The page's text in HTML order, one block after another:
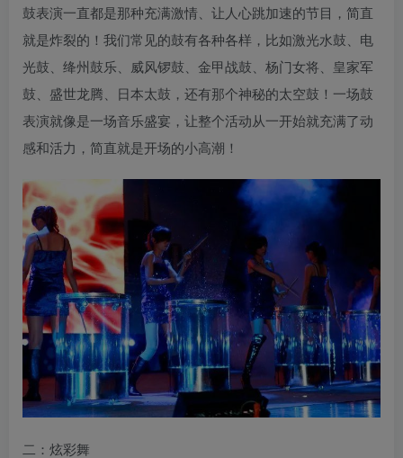
鼓表演一直都是那种充满激情、让人心跳加速的节目，简直
就是炸裂的！我们常见的鼓有各种各样，比如激光水鼓、电
光鼓、绛州鼓乐、威风锣鼓、金甲战鼓、杨门女将、皇家军
鼓、盛世龙腾、日本太鼓，还有那个神秘的太空鼓！一场鼓
表演就像是一场音乐盛宴，让整个活动从一开始就充满了动
感和活力，简直就是开场的小高潮！
二：炫彩舞